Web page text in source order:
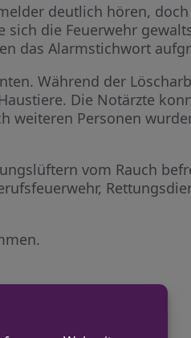
deutlich hören,
sich die Feuerwehr
das Alarmstichwort
Während der
Die Notärzte
weiteren Personen
vom Rauch